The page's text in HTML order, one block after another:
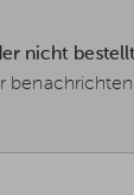
nicht